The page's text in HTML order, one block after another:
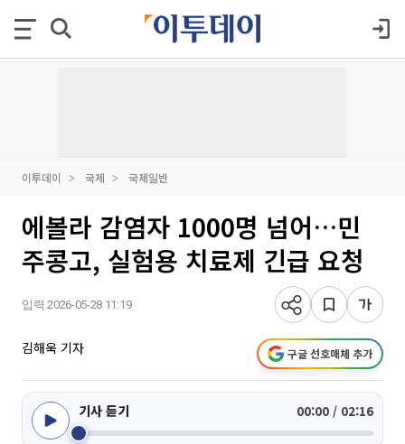
이투데이 국제 국제일반
에볼라 감염자 1000명 넘어…민
주콩고, 실험용 치료제 긴급 요청
입력 2026-05-28 11:19
김해욱 기자 구글 선호매체 추가
기사 듣기 00:00 / 02:16